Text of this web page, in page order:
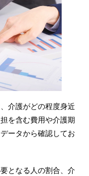
介護がどの程度身近
を含む費用や介護期
ータから確認してお
となる人の割合、介